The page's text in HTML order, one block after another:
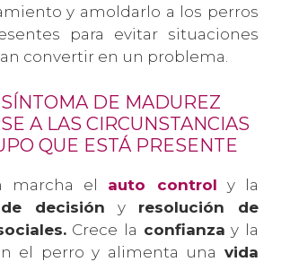
y amoldarlo a los perros
para evitar situaciones
convertir en un problema.
DE MADUREZ
A LAS CIRCUNSTANCIAS
QUE ESTÁ PRESENTE
marcha el auto control y la
decisión y resolución de
Crece la confianza y la
el perro y alimenta una vida